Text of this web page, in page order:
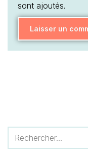
sont ajoutés.